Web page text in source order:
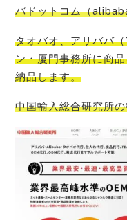
バドットコム（
タオバオ、アリババ
ン・厦門事務所に商
納品します。
中国輸入総合研究所